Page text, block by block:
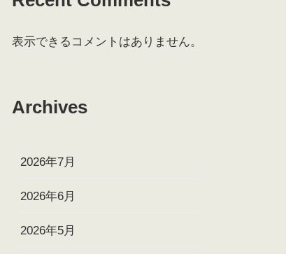
表示できるコメントはありません。
Archives
2026年7月
2026年6月
2026年5月